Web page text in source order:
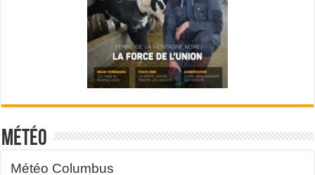
Météo